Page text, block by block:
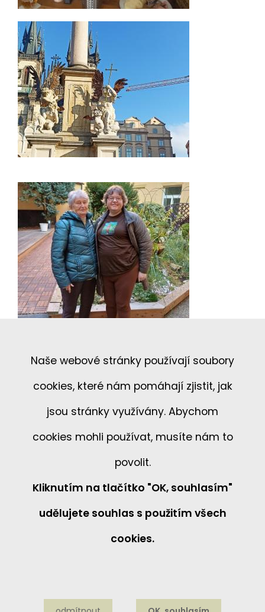
Informace o souborech cookies
Naše webové stránky používají soubory
cookies, které nám pomáhají zjistit, jak
jsou stránky využívány. Abychom
cookies mohli používat, musíte nám to
povolit.
Kliknutím na tlačítko "OK, souhlasím"
udělujete souhlas s použitím všech
cookies.